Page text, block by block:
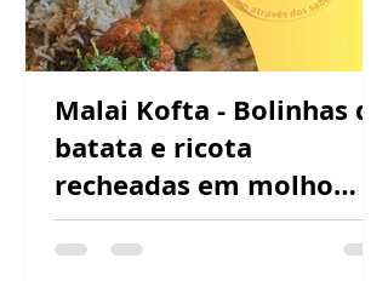
Malai Kofta - Bolinhas de
batata e ricota
recheadas em molho
cremoso de castanha de
caju